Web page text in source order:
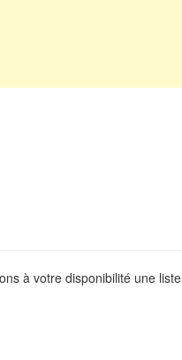
à votre disponibilité une liste